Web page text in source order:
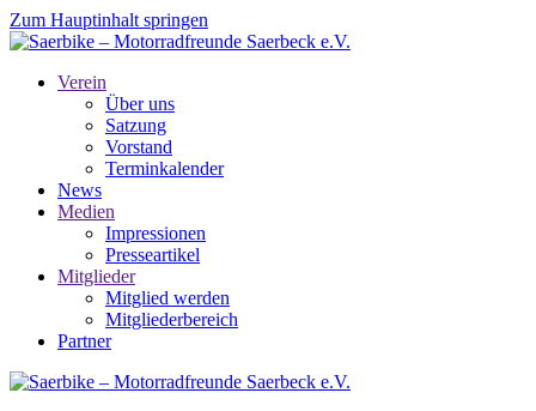
Zum Hauptinhalt springen
Verein
Über uns
Satzung
Vorstand
Terminkalender
News
Medien
Impressionen
Presseartikel
Mitglieder
Mitglied werden
Mitgliederbereich
Partner